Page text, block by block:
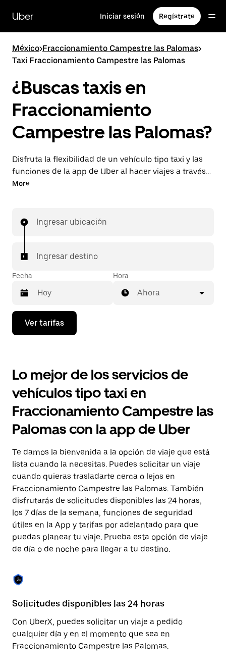
contenido
principal
Uber Iniciar sesión Regístrate
México>Fraccionamiento Campestre las Palomas>
Taxi Fraccionamiento Campestre las Palomas
¿Buscas taxis en
Fraccionamiento
Campestre las Palomas?
Disfruta la flexibilidad de un vehículo tipo taxi y las
funciones de la app de Uber al hacer viajes a través
de UberX en Fraccionamiento Campestre las
línea para conseguir tarifas por adelantado
More
Ingresar ubicación
Ingresar destino
Fecha
Presiona
flecha
interactuar
con
el
calendario
y
selecciona
una
fecha.
la
tecla Esc
cerrar
el
calendario.
Hora
Ahora
Ver tarifas
Lo mejor de los servicios de
vehículos tipo taxi en
Fraccionamiento Campestre las
Palomas con la app de Uber
Te damos la bienvenida a la opción de viaje que está
lista cuando la necesitas. Puedes solicitar un viaje
cuando quieras trasladarte cerca o lejos en
Fraccionamiento Campestre las Palomas. También
disfrutarás de solicitudes disponibles las 24 horas,
los 7 días de la semana, funciones de seguridad
útiles en la App y tarifas por adelantado para que
puedas planear tu viaje. Prueba esta opción de viaje
de día o de noche para llegar a tu destino.
Solicitudes disponibles las 24 horas
Con UberX, puedes solicitar un viaje a pedido
cualquier día y en el momento que sea en
Fraccionamiento Campestre las Palomas.